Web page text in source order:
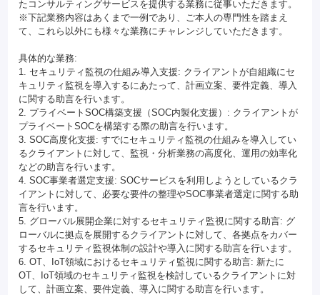
たコンサルティングサービスを提供する業務に従事いただきます。
※下記業務内容はあくまで一例であり、ご本人の専門性を踏まえ
て、これら以外にも様々な業務にチャレンジしていただきます。
具体的な業務:
1. セキュリティ監視の仕組み導入支援: クライアントが自組織にセ
キュリティ監視を導入するにあたって、計画立案、要件定義、導入
に関する助言を行います。
2. プライベートSOC構築支援（SOC内製化支援）: クライアントが
プライベートSOCを構築する際の助言を行います。
3. SOC高度化支援: すでにセキュリティ監視の仕組みを導入してい
るクライアントに対して、監視・分析業務の高度化、運用の効率化
などの助言を行います。
4. SOC事業者選定支援: SOCサービスを利用しようとしているクラ
イアントに対して、必要な要件の整理やSOC事業者選定に関する助
言を行います。
5. グローバル展開企業に対するセキュリティ監視に関する助言: グ
ローバルに拠点を展開するクライアントに対して、各拠点をカバー
するセキュリティ監視体制の設計や導入に関する助言を行います。
6. OT、IoT領域におけるセキュリティ監視に関する助言: 新たに
OT、IoT領域のセキュリティ監視を検討しているクライアントに対
して、計画立案、要件定義、導入に関する助言を行います。